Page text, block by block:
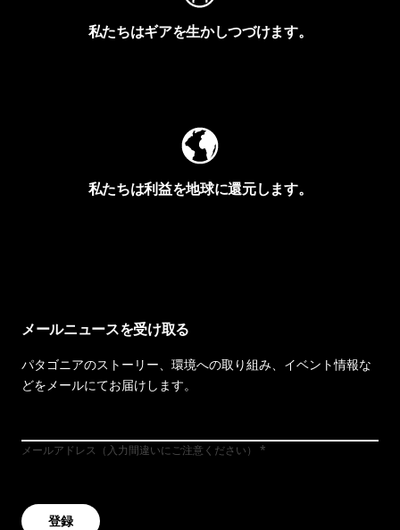
私たちはギアを生かしつづけます。
私たちは利益を地球に還元します。
メールニュースを受け取る
パタゴニアのストーリー、環境への取り組み、イベント情報な
どをメールにてお届けします。
メールアドレス（入力間違いにご注意ください）
登録